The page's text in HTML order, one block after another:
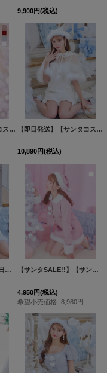
9,900円(税込)
【即日発送】【サンタコス 5点セット】【XS-XLサイズ/4カラー】セットアップバニーフレアサンタ[HC03] 【即日発送】【サンタコス 5点セット】【S-Lサイズ/1カラー】ポンチョ付きベアトップマーメイドスカートサンタコスプレ[HC03]
10,890円(税込)
【サンタSALE!!】【即日発送！】【サンタコス 4点セット】【S-Mサイズ/1カラー】ギンガムチェックタイトサンタコスプレ[HC02] 【サンタSALE!!】【サンタコス 4点セット】【S-Mサイズ/2カラー】ジャケットセットアップサンタ[HC02]
4,950円(税込)
希望小売価格 : 8,980円